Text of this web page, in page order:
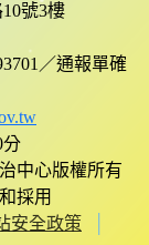
號3樓
／通報單確
分
中心版權所有
採用
安全政策